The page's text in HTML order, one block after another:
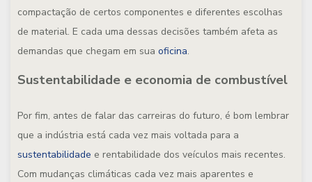
compactação de certos componentes e diferentes escolhas
de material. E cada uma dessas decisões também afeta as
demandas que chegam em sua oficina.
Sustentabilidade e economia de combustível
Por fim, antes de falar das carreiras do futuro, é bom lembrar
que a indústria está cada vez mais voltada para a
sustentabilidade e rentabilidade dos veículos mais recentes.
Com mudanças climáticas cada vez mais aparentes e